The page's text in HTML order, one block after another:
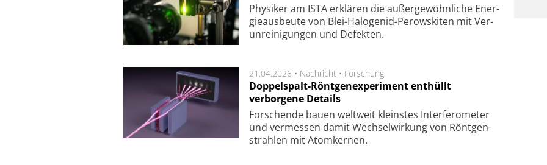
Physiker am ISTA er­klä­ren die außer­ge­wöhn­li­che Ener­
gie­aus­beu­te von Blei-Halo­ge­nid-Perows­ki­ten mit Ver­
unrei­ni­gung­en und De­fek­ten.
21.04.2026 • Nachricht • Forschung
Doppelspalt-Röntgenexperiment enthüllt
verborgene Details
For­schen­de bau­en welt­weit kleins­tes In­ter­fe­ro­me­ter
und ver­mes­sen da­mit Wech­sel­wir­kung von Rönt­gen­
strah­len mit Atom­ker­nen.